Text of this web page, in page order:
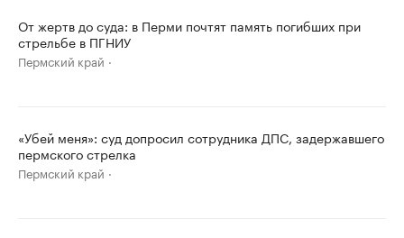
От жертв до суда: в Перми почтят память погибших при
стрельбе в ПГНИУ
Пермский край
«Убей меня»: суд допросил сотрудника ДПС, задержавшего
пермского стрелка
Пермский край